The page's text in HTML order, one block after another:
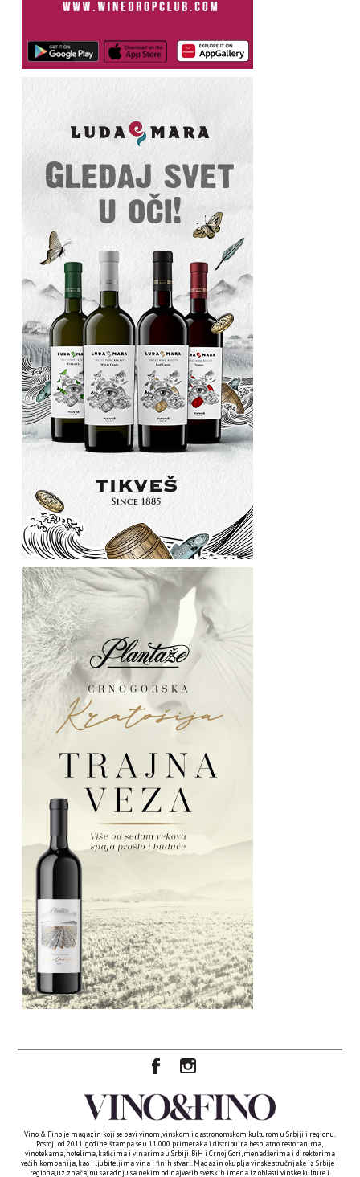
Vino & Fino je magazin koji se bavi vinom, vinskom i gastronomskom kulturom u Srbiji i regionu.
Postoji od 2011. godine, štampa se u 11 000 primeraka i distribuira besplatno restoranima,
vinotekama, hotelima, kafićima i vinarima u Srbiji, BiH i Crnoj Gori, menadžerima i direktorima
većih kompanija, kao i ljubiteljima vina i finih stvari. Magazin okuplja vinske stručnjake iz Srbije i
regiona, uz značajnu saradnju sa nekim od najvećih svetskih imena iz oblasti vinske kulture i